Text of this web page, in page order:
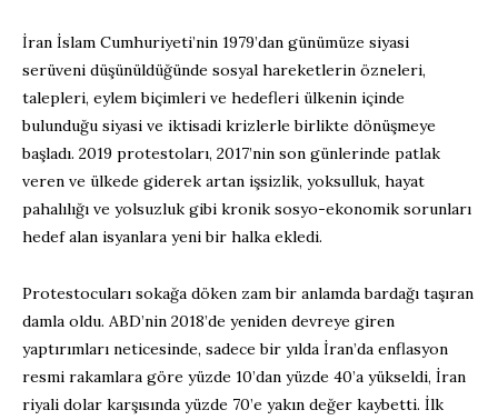
İran İslam Cumhuriyeti’nin 1979’dan günümüze siyasi
serüveni düşünüldüğünde sosyal hareketlerin özneleri,
talepleri, eylem biçimleri ve hedefleri ülkenin içinde
bulunduğu siyasi ve iktisadi krizlerle birlikte dönüşmeye
başladı. 2019 protestoları, 2017’nin son günlerinde patlak
veren ve ülkede giderek artan işsizlik, yoksulluk, hayat
pahalılığı ve yolsuzluk gibi kronik sosyo-ekonomik sorunları
hedef alan isyanlara yeni bir halka ekledi.
Protestocuları sokağa döken zam bir anlamda bardağı taşıran
damla oldu. ABD’nin 2018’de yeniden devreye giren
yaptırımları neticesinde, sadece bir yılda İran’da enflasyon
resmi rakamlara göre yüzde 10’dan yüzde 40’a yükseldi, İran
riyali dolar karşısında yüzde 70’e yakın değer kaybetti. İlk